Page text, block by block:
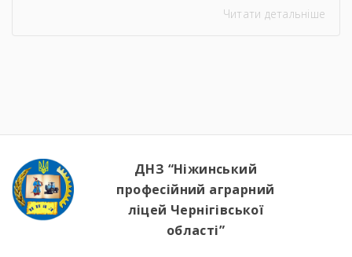
Читати детальніше
ДНЗ “Ніжинський
професійний аграрний
ліцей Чернігівської
області”